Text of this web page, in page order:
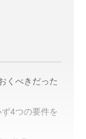
くべきだった
ず4つの要件を